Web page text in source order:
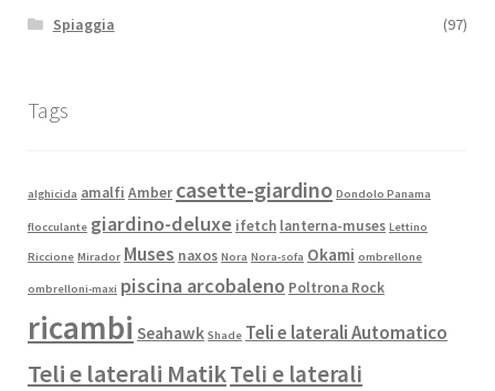
Spiaggia
(97)
Tags
alghicida amalfi Amber casette-giardino Dondolo Panama
flocculante giardino-deluxe ifetch lanterna-muses Lettino
Riccione Mirador Muses naxos Nora Nora-sofa Okami ombrellone
ombrelloni-maxi piscina arcobaleno Poltrona Rock
ricambi Seahawk Shade Teli e laterali Automatico
Teli e laterali MatikTeli e laterali